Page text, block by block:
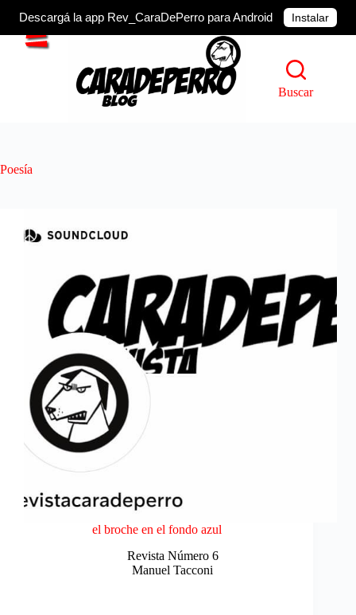
Descargá la app Rev_CaraDePerro para Android Instalar
Saltar
Buscar
Poesía
el broche en el fondo azul
Revista Número 6
Manuel Tacconi